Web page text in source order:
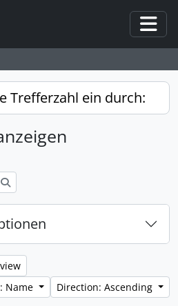
Trefferzahl ein durch:
Name
Direction: Ascending